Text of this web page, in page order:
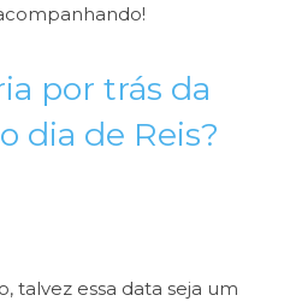
por trás da
dia de Reis?
talvez essa data seja um